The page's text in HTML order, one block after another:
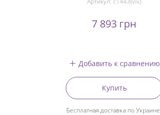
7 893 грн
Добавить к сравнению
Купить
Бесплатная доставка по Украине